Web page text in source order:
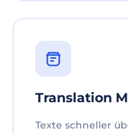
Translation
Texte schneller